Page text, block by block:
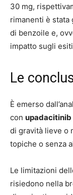
30 mg,
rimanenti è
di benzoile e,
impatto sugli
Le
È emerso
con upadacitinib
di gravità lieve o
topiche o senza
Le limitazioni
risiedono nella